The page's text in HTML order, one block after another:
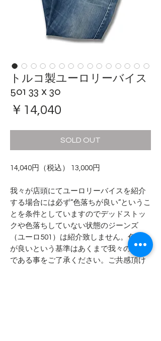
トルコ製ユーロリーバイス
501 33 x 30
￥14,040
SOLD OUT
14,040円（税込） 13,000円
我々が店頭にてユーロリーバイスを紹介
する場合には必ず”色落ちが良い”というこ
とを条件としていますのでデッドストッ
クや色落ちしていない状態のジーンズ
（ユーロ501）は紹介致しません。色落ち
が良いという基準はあくまで我々の主観
である事をご了承ください。ご共感頂け